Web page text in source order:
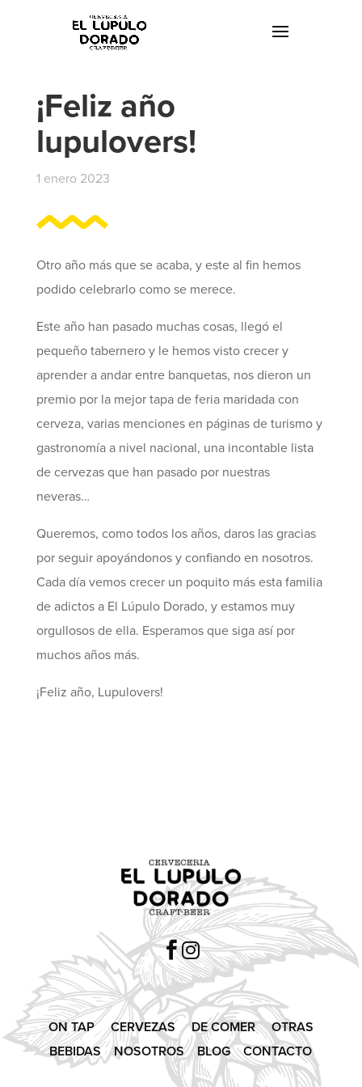
¡Feliz año
lupulovers!
1 enero 2023
Otro año más que se acaba, y este al fin hemos
podido celebrarlo como se merece.
Este año han pasado muchas cosas, llegó el
pequeño tabernero y le hemos visto crecer y
aprender a andar entre banquetas, nos dieron un
premio por la mejor tapa de feria maridada con
cerveza, varias menciones en páginas de turismo y
gastronomía a nivel nacional, una incontable lista
de cervezas que han pasado por nuestras
neveras…
Queremos, como todos los años, daros las gracias
por seguir apoyándonos y confiando en nosotros.
Cada día vemos crecer un poquito más esta familia
de adictos a El Lúpulo Dorado, y estamos muy
orgullosos de ella. Esperamos que siga así por
muchos años más.
¡Feliz año, Lupulovers!

ON TAP CERVEZAS DE COMER
OTRAS
BEBIDAS
NOSOTROS BLOG CONTACTO